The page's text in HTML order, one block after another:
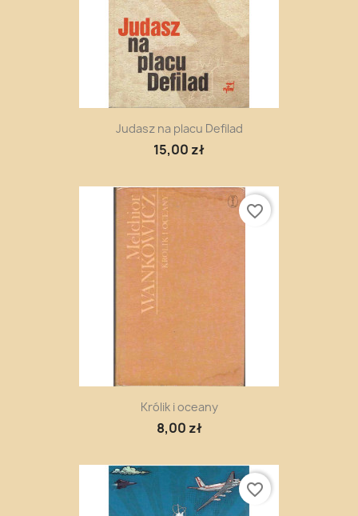
Judasz na placu Defilad
15,00 zł
Królik i oceany
8,00 zł
favorite_border
favorite_border